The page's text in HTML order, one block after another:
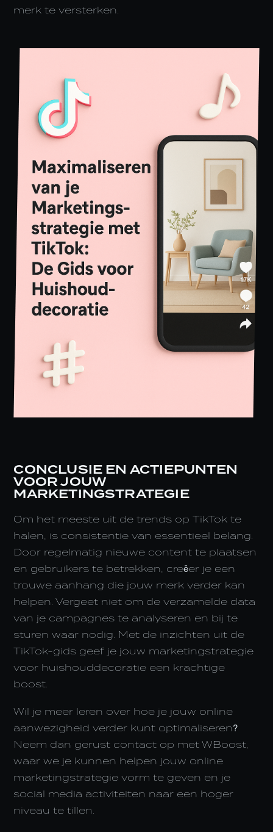
merk te versterken.
CONCLUSIE EN ACTIEPUNTEN
VOOR JOUW
MARKETINGSTRATEGIE
Om het meeste uit de trends op TikTok te
halen, is consistentie van essentieel belang.
Door regelmatig nieuwe content te plaatsen
en gebruikers te betrekken, creëer je een
trouwe aanhang die jouw merk verder kan
helpen. Vergeet niet om de verzamelde data
van je campagnes te analyseren en bij te
sturen waar nodig. Met de inzichten uit de
TikTok-gids geef je jouw marketingstrategie
voor huishouddecoratie een krachtige
boost.
Wil je meer leren over hoe je jouw online
aanwezigheid verder kunt optimaliseren?
Neem dan gerust contact op met WBoost,
waar we je kunnen helpen jouw online
marketingstrategie vorm te geven en je
social media activiteiten naar een hoger
niveau te tillen.